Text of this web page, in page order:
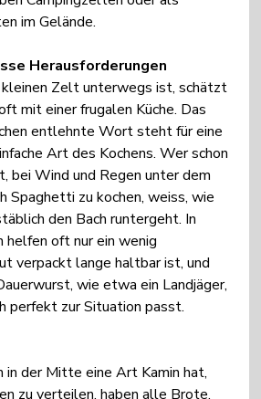
im Gelände.
Herausforderungen
Zelt unterwegs ist, schätzt
mit einer frugalen Küche. Das
entlehnte Wort steht für eine
Art des Kochens. Wer schon
bei Wind und Regen unter dem
Spaghetti zu kochen, weiss, wie
den Bach runtergeht. In
helfen oft nur ein wenig
verpackt lange haltbar ist, und
wie etwa ein Landjäger,
perfekt zur Situation passt.
in der Mitte eine Art Kamin hat,
zu verteilen, haben alle Brote,